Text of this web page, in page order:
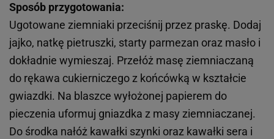
Sposób przygotowania:
Ugotowane ziemniaki przeciśnij przez praskę. Dodaj
jajko, natkę pietruszki, starty parmezan oraz masło i
dokładnie wymieszaj. Przełóż masę ziemniaczaną
do rękawa cukierniczego z końcówką w kształcie
gwiazdki. Na blaszce wyłożonej papierem do
pieczenia uformuj gniazdka z masy ziemniaczanej.
Do środka nałóż kawałki szynki oraz kawałki sera i